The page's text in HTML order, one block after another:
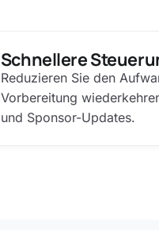
Schnellere
Reduzieren Sie den
Vorbereitung
und Sponsor-Updates.